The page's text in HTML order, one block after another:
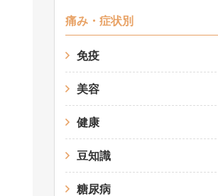
痛み・症状別
免疫
美容
健康
豆知識
糖尿病